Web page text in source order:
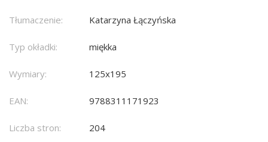
Tłumaczenie: Katarzyna Łączyńska
Typ okładki: miękka
Wymiary: 125x195
EAN: 9788311171923
Liczba stron: 204